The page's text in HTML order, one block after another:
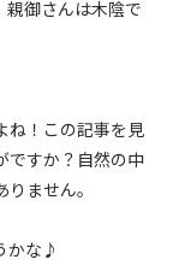
親御さんは木陰で
ね！この記事を見
ですか？自然の中
ません。
かな♪